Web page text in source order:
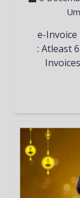
e-Invoice Portal Alert e-Invoice Portal Alert
: Atleast